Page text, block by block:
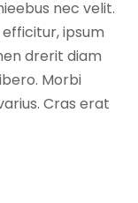
nec velit.
ipsum
drerit diam
Morbi
Cras erat